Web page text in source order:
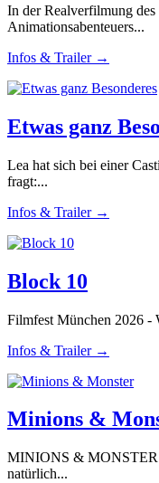
In der Realverfilmung
Animationsabenteuers...
Infos & Trailer →
Etwas ganz
Lea hat sich bei einer
fragt:...
Infos & Trailer →
Block 10
Filmfest München 2026 -
Infos & Trailer →
Minions &
MINIONS & MONSTER
natürlich...